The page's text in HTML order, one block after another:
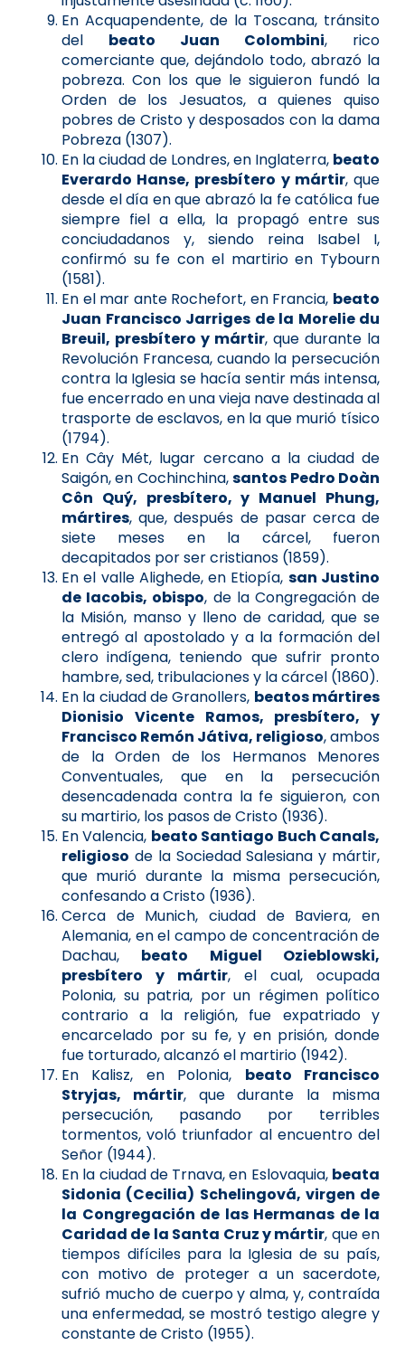
En Acquapendente, de la Toscana, tránsito
del beato Juan Colombini, rico
comerciante que, dejándolo todo, abrazó la
pobreza. Con los que le siguieron fundó la
Orden de los Jesuatos, a quienes quiso
pobres de Cristo y desposados con la dama
Pobreza (1307).
En la ciudad de Londres, en Inglaterra, beato
Everardo Hanse, presbítero y mártir, que
desde el día en que abrazó la fe católica fue
siempre fiel a ella, la propagó entre sus
conciudadanos y, siendo reina Isabel I,
confirmó su fe con el martirio en Tybourn
(1581).
En el mar ante Rochefort, en Francia, beato
Juan Francisco Jarriges de la Morelie du
Breuil, presbítero y mártir, que durante la
Revolución Francesa, cuando la persecución
contra la Iglesia se hacía sentir más intensa,
fue encerrado en una vieja nave destinada al
trasporte de esclavos, en la que murió tísico
(1794).
En Cây Mét, lugar cercano a la ciudad de
Saigón, en Cochinchina,santos Pedro Doàn
Côn Quý, presbítero, y Manuel Phung,
mártires, que, después de pasar cerca de
siete meses en la cárcel, fueron
decapitados por ser cristianos (1859).
En el valle Alighede, en Etiopía, san Justino
de Iacobis, obispo, de la Congregación de
la Misión, manso y lleno de caridad, que se
entregó al apostolado y a la formación del
clero indígena, teniendo que sufrir pronto
hambre, sed, tribulaciones y la cárcel (1860).
En la ciudad de Granollers, beatos mártires
Dionisio Vicente Ramos, presbítero, y
Francisco Remón Játiva, religioso, ambos
de la Orden de los Hermanos Menores
Conventuales, que en la persecución
desencadenada contra la fe siguieron, con
su martirio, los pasos de Cristo (1936).
En Valencia, beato Santiago Buch Canals,
religioso de la Sociedad Salesiana y mártir,
que murió durante la misma persecución,
confesando a Cristo (1936).
Cerca de Munich, ciudad de Baviera, en
Alemania, en el campo de concentración de
Dachau, beato Miguel Ozieblowski,
presbítero y mártir, el cual, ocupada
Polonia, su patria, por un régimen político
contrario a la religión, fue expatriado y
encarcelado por su fe, y en prisión, donde
fue torturado, alcanzó el martirio (1942).
En Kalisz, en Polonia, beato Francisco
Stryjas, mártir, que durante la misma
persecución, pasando por terribles
tormentos, voló triunfador al encuentro del
Señor (1944).
En la ciudad de Trnava, en Eslovaquia, beata
Sidonia (Cecilia) Schelingová, virgen de
la Congregación de las Hermanas de la
Caridad de la Santa Cruz y mártir, que en
tiempos difíciles para la Iglesia de su país,
con motivo de proteger a un sacerdote,
sufrió mucho de cuerpo y alma, y, contraída
una enfermedad, se mostró testigo alegre y
constante de Cristo (1955).